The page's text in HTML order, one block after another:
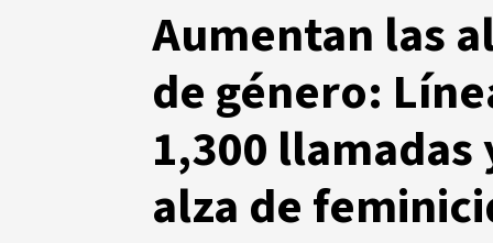
Aumentan las
de género:
1,300
alza de